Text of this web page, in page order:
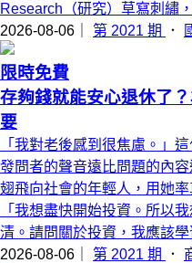
Research（研究）草寫刺繡
2026-08-06｜ 第 2021 期 ．
限時免費
存夠錢就能安心退休了
要
「我對老後感到很焦慮。」
發問者的聲音遠比問題的內
翅飛向社會的年輕人，用她
「我想盡快開始投資。所以
清。請問關於投資，我應該
2026-08-06｜ 第 2021 期 ．